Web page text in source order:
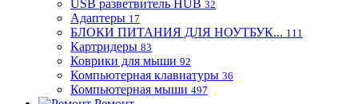
USB разветвитель HUB 32
Адаптеры 17
БЛОКИ ПИТАНИЯ ДЛЯ НОУТБУК... 111
Картридеры 83
Коврики для мыши 92
Компьютерная клавиатуры 36
Компьютерная мыши 497